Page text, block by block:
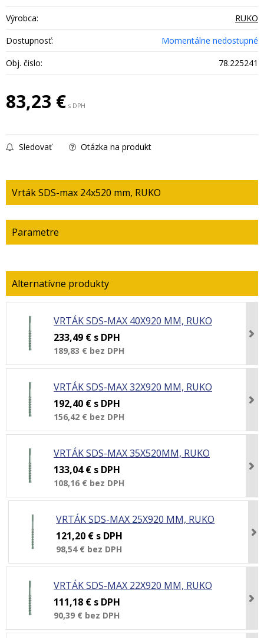
Výrobca:
RUKO
Dostupnosť:
Momentálne nedostupné
Obj. čislo:
78.225241
83,23 € s DPH
Sledovať Otázka na produkt
Vrták SDS-max 24x520 mm, RUKO
Parametre
VRTÁK SDS-MAX 40X920 MM, RUKO
233,49 € s DPH
189,83 € bez DPH
VRTÁK SDS-MAX 32X920 MM, RUKO
192,40 € s DPH
156,42 € bez DPH
VRTÁK SDS-MAX 35X520MM, RUKO
133,04 € s DPH
108,16 € bez DPH
VRTÁK SDS-MAX 25X920 MM, RUKO
121,20 € s DPH
98,54 € bez DPH
VRTÁK SDS-MAX 22X920 MM, RUKO
111,18 € s DPH
90,39 € bez DPH